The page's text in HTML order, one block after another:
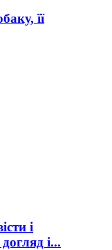
її
і
і...